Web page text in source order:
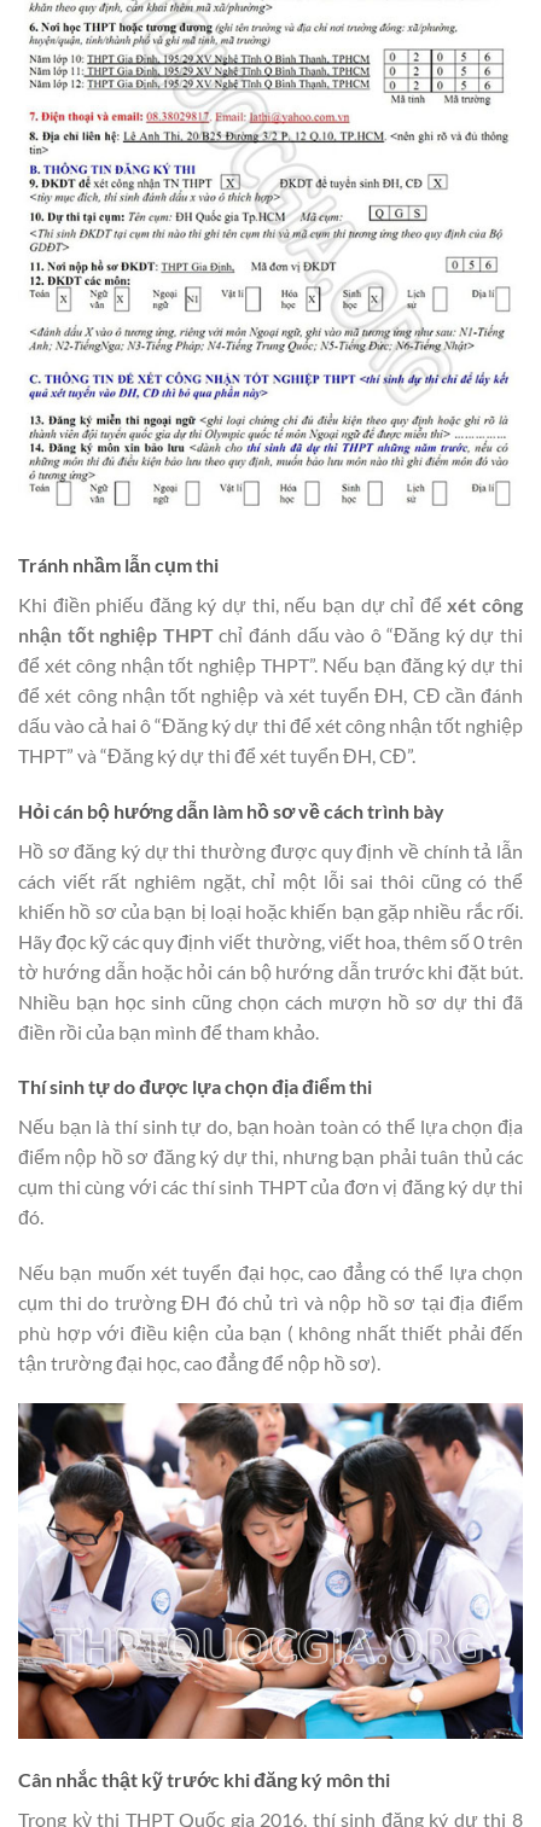
Tránh nhầm lẫn cụm thi
Khi điền phiếu đăng ký dự thi, nếu bạn dự chỉ đểxét công
nhận tốt nghiệp THPTchỉ đánh dấu vào ô “Đăng ký dự thi
để xét công nhận tốt nghiệp THPT”. Nếu bạn đăng ký dự thi
để xét công nhận tốt nghiệp và xét tuyển ĐH, CĐ cần đánh
dấu vào cả hai ô “Đăng ký dự thi để xét công nhận tốt nghiệp
THPT” và “Đăng ký dự thi để xét tuyển ĐH, CĐ”.
Hỏi cán bộ hướng dẫn làm hồ sơ về cách trình bày
Hồ sơ đăng ký dự thi thường được quy định về chính tả lẫn
cách viết rất nghiêm ngặt, chỉ một lỗi sai thôi cũng có thể
khiến hồ sơ của bạn bị loại hoặc khiến bạn gặp nhiều rắc rối.
Hãy đọc kỹ các quy định viết thường, viết hoa, thêm số 0 trên
tờ hướng dẫn hoặc hỏi cán bộ hướng dẫn trước khi đặt bút.
Nhiều bạn học sinh cũng chọn cách mượn hồ sơ dự thi đã
điền rồi của bạn mình để tham khảo.
Thí sinh tự do được lựa chọn địa điểm thi
Nếu bạn là thí sinh tự do, bạn hoàn toàn có thể lựa chọn địa
điểm nộp hồ sơ đăng ký dự thi, nhưng bạn phải tuân thủ các
cụm thi cùng với các thí sinh THPT của đơn vị đăng ký dự thi
đó.
Nếu bạn muốn xét tuyển đại học, cao đẳng có thể lựa chọn
cụm thi do trường ĐH đó chủ trì và nộp hồ sơ tại địa điểm
phù hợp với điều kiện của bạn ( không nhất thiết phải đến
tận trường đại học, cao đẳng để nộp hồ sơ).
Cân nhắc thật kỹ trước khi đăng ký môn thi
Trong kỳ thi THPT Quốc gia 2016, thí sinh đăng ký dự thi 8